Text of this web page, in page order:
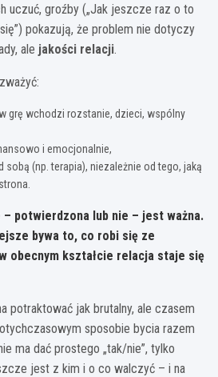
uczuć, groźby („Jak jeszcze raz o to
pokazują, że problem nie dotyczy
ale jakości relacji.
grę wchodzi rozstanie, dzieci, wspólny
i emocjonalnie,
sobą (np. terapia), niezależnie od tego, jaką
– potwierdzona lub nie – jest ważna.
bywa to, co robi się ze
obecnym kształcie relacja staje się
potraktować jak brutalny, ale czasem
sposobie bycia razem
ma dać prostego „tak/nie”, tylko
jest z kim i o co walczyć – i na